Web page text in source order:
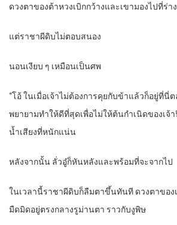
ดวงตาของต้าหวงเบิกกว้างและเขามองไปที่ร่า
แต่ราชาผีดิบไม่ตอบสนอง
นอนเงียบ ๆ เหมือนเป็นศพ
“โอ้ ในเมื่อเจ้าไม่ต้องการคุยกับข้าแล้วก็อยู่ที่นี่
พยายามทำให้ดีที่สุดเพื่อไม่ให้ต้นกำเนิดของเจ้
น้ำเสียงที่หนักแน่น
หลังจากนั้น ลั่วอู๋ก็หันหลังและพร้อมที่จะจากไป
ในเวลานี้ราชาผีดิบก็ลืมตาขึ้นทันที ดวงตาของ
มืดมิดอยู่ตรงกลางรูม่านตา ราวกับงูพิษ